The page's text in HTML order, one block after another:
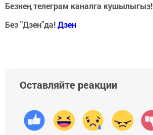
Безнең телеграм каналга кушылыгыз!
Без "Дзен"да!Дзен
Оставляйте реакции